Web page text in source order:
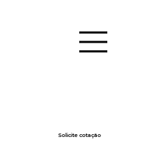
Solicite cotação